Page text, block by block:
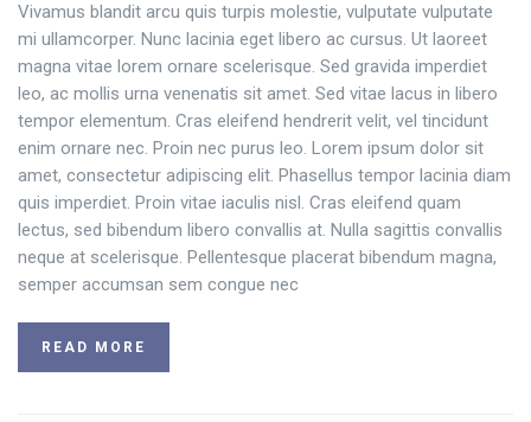
Vivamus blandit arcu quis turpis molestie, vulputate vulputate
mi ullamcorper. Nunc lacinia eget libero ac cursus. Ut laoreet
magna vitae lorem ornare scelerisque. Sed gravida imperdiet
leo, ac mollis urna venenatis sit amet. Sed vitae lacus in libero
tempor elementum. Cras eleifend hendrerit velit, vel tincidunt
enim ornare nec. Proin nec purus leo. Lorem ipsum dolor sit
amet, consectetur adipiscing elit. Phasellus tempor lacinia diam
quis imperdiet. Proin vitae iaculis nisl. Cras eleifend quam
lectus, sed bibendum libero convallis at. Nulla sagittis convallis
neque at scelerisque. Pellentesque placerat bibendum magna,
semper accumsan sem congue nec
READ MORE